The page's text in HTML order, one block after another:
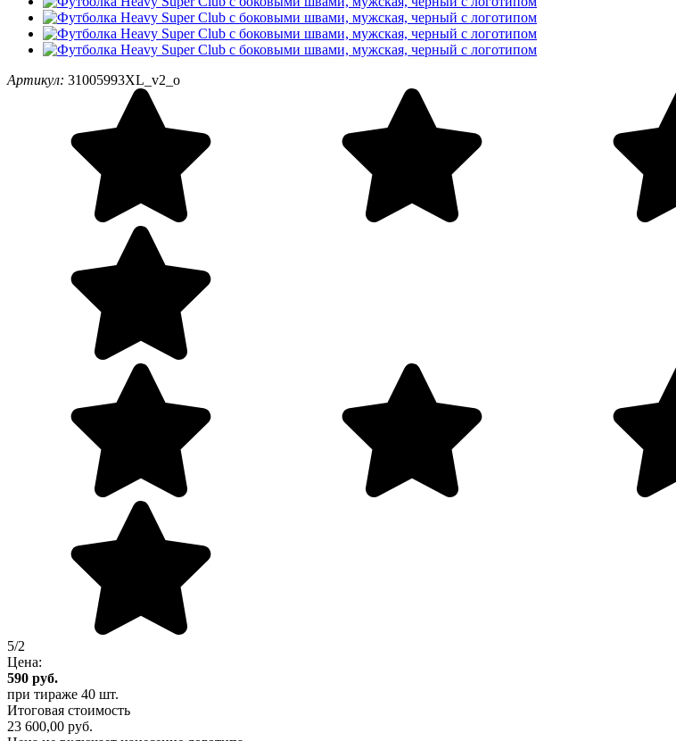
Артикул: 31005993XL_v2_o
5/2
Цена:
590 руб.
при тираже 40 шт.
Итоговая стоимость
23 600,00 руб.